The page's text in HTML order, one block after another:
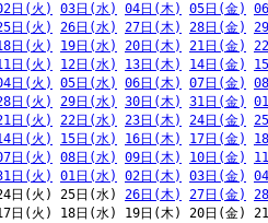
日(火) 03日(水) 04日(木) 05日(金)
日(火) 26日(水) 27日(木) 28日(金)
日(火) 19日(水) 20日(木) 21日(金)
日(火) 12日(水) 13日(木) 14日(金)
日(火) 05日(水) 06日(木) 07日(金)
日(火) 29日(水) 30日(木) 31日(金)
日(火) 22日(水) 23日(木) 24日(金)
日(火) 15日(水) 16日(木) 17日(金)
日(火) 08日(水) 09日(木) 10日(金)
日(火) 01日(水) 02日(木) 03日(金)
日(火) 25日(水) 26日(木) 27日(金)
日(火) 18日(水) 19日(木) 20日(金)